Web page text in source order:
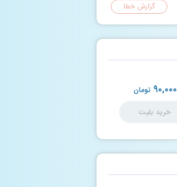
گزارش خطا
۹۰,۰۰۰ تومان
خرید بلیت